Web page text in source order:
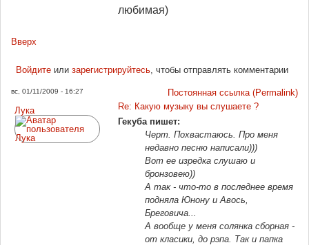
любимая)
Вверх
Войдитеили зарегистрируйтесь, чтобы отправлять комментарии
вс, 01/11/2009 - 16:27
Постоянная ссылка (Permalink)
Лука
Re: Какую музыку вы слушаете ?
Гекуба пишет:
Черт. Похвастаюсь. Про меня
недавно песню написали)))
Вот ее изредка слушаю и
бронзовею))
А так - что-то в последнее время
подняла Юнону и Авось,
Бреговича...
А вообще у меня солянка сборная -
от класики, до рэпа. Так и папка